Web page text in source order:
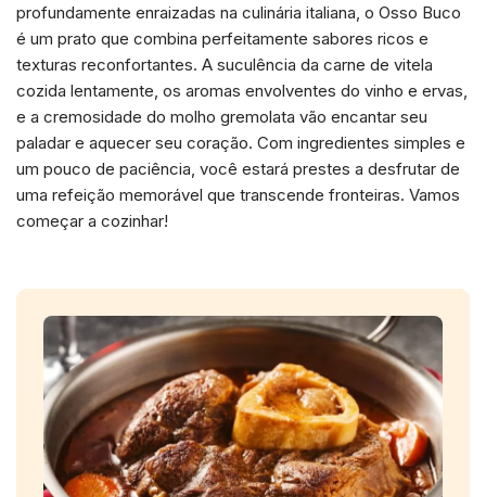
profundamente enraizadas na culinária italiana, o Osso Buco
é um prato que combina perfeitamente sabores ricos e
texturas reconfortantes. A suculência da carne de vitela
cozida lentamente, os aromas envolventes do vinho e ervas,
e a cremosidade do molho gremolata vão encantar seu
paladar e aquecer seu coração. Com ingredientes simples e
um pouco de paciência, você estará prestes a desfrutar de
uma refeição memorável que transcende fronteiras. Vamos
começar a cozinhar!